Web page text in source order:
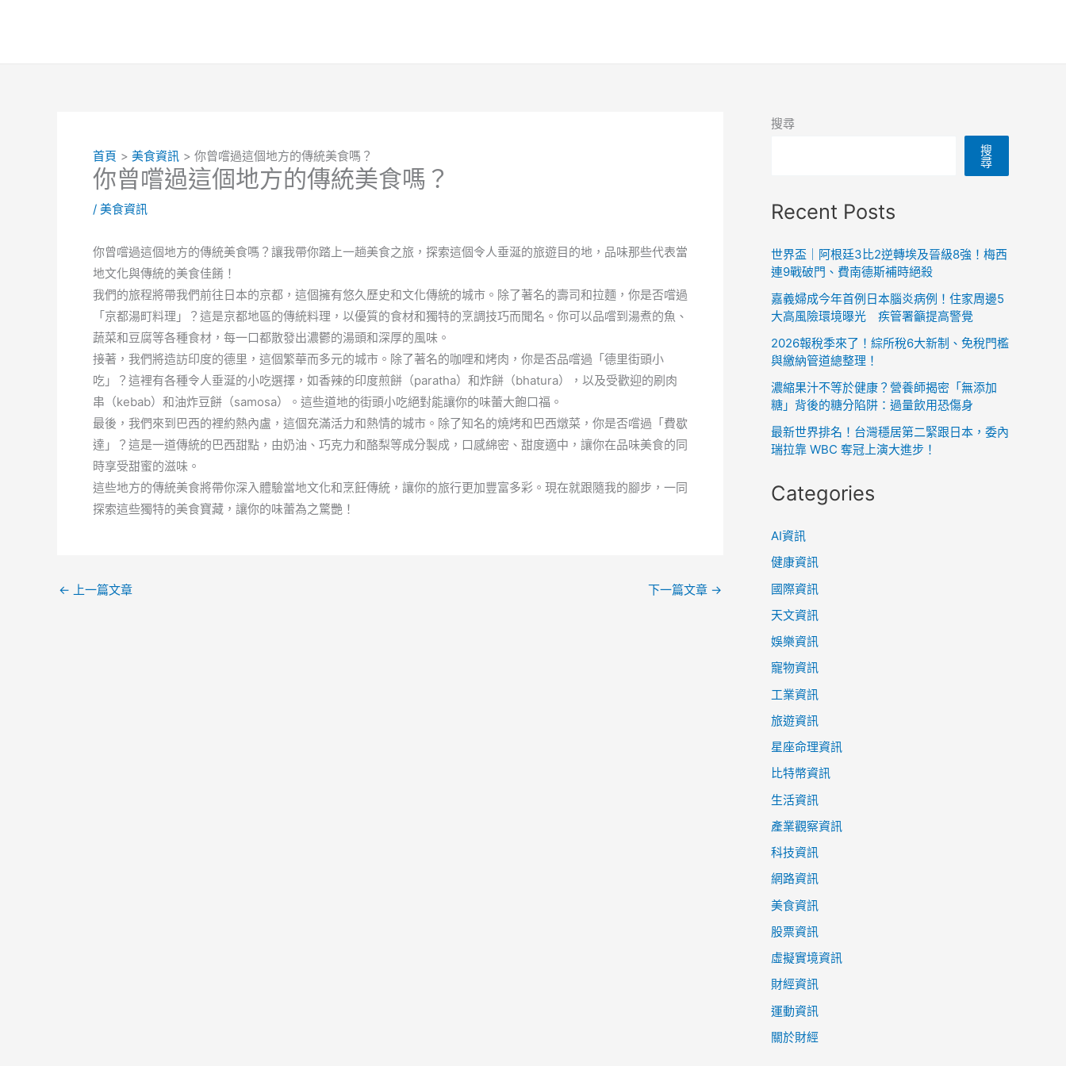
首頁 美食資訊 你曾嚐過這個地方的傳統美食嗎？
你曾嚐過這個地方的傳統美食嗎？
/ 美食資訊
你曾嚐過這個地方的傳統美食嗎？讓我帶你踏上一趟美食之旅，探索這個令人垂涎的旅遊目的地，品味那些代表當
地文化與傳統的美食佳餚！
我們的旅程將帶我們前往日本的京都，這個擁有悠久歷史和文化傳統的城市。除了著名的壽司和拉麵，你是否嚐過
「京都湯町料理」？這是京都地區的傳統料理，以優質的食材和獨特的烹調技巧而聞名。你可以品嚐到湯煮的魚、
蔬菜和豆腐等各種食材，每一口都散發出濃鬱的湯頭和深厚的風味。
接著，我們將造訪印度的德里，這個繁華而多元的城市。除了著名的咖哩和烤肉，你是否品嚐過「德里街頭小
吃」？這裡有各種令人垂涎的小吃選擇，如香辣的印度煎餅（paratha）和炸餅（bhatura），以及受歡迎的刷肉
串（kebab）和油炸豆餅（samosa）。這些道地的街頭小吃絕對能讓你的味蕾大飽口福。
最後，我們來到巴西的裡約熱內盧，這個充滿活力和熱情的城市。除了知名的燒烤和巴西燉菜，你是否嚐過「費歇
達」？這是一道傳統的巴西甜點，由奶油、巧克力和酪梨等成分製成，口感綿密、甜度適中，讓你在品味美食的同
時享受甜蜜的滋味。
這些地方的傳統美食將帶你深入體驗當地文化和烹飪傳統，讓你的旅行更加豐富多彩。現在就跟隨我的腳步，一同
探索這些獨特的美食寶藏，讓你的味蕾為之驚艷！
← 上一篇文章 下一篇文章 →
搜尋
搜
尋
Recent Posts
世界盃｜阿根廷3比2逆轉埃及晉級8強！梅西
連9戰破門、費南德斯補時絕殺
嘉義婦成今年首例日本腦炎病例！住家周邊5
大高風險環境曝光 疾管署籲提高警覺
2026報稅季來了！綜所稅6大新制、免稅門檻
與繳納管道總整理！
濃縮果汁不等於健康？營養師揭密「無添加
糖」背後的糖分陷阱：過量飲用恐傷身
最新世界排名！台灣穩居第二緊跟日本，委內
瑞拉靠 WBC 奪冠上演大進步！
Categories
AI資訊
健康資訊
國際資訊
天文資訊
娛樂資訊
寵物資訊
工業資訊
旅遊資訊
星座命理資訊
比特幣資訊
生活資訊
產業觀察資訊
科技資訊
網路資訊
美食資訊
股票資訊
虛擬實境資訊
財經資訊
運動資訊
關於財經